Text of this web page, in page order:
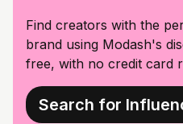
Find creators with the
brand using Modash's
free, with no credit card
Search for